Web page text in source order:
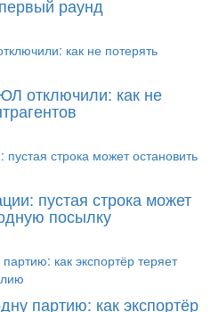
отключили: как не
пустая строка может
посылку
партию: как экспортёр
в Монголию